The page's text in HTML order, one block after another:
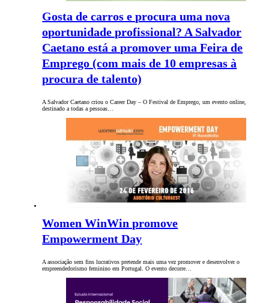
Gosta de carros e procura uma nova
oportunidade profissional? A Salvador
Caetano está a promover uma Feira de
Emprego (com mais de 10 empresas à
procura de talento)
A Salvador Caetano criou o Career Day – O Festival de Emprego, um evento online,
destinado a todas a pessoas…
Women WinWin promove
Empowerment Day
A associação sem fins lucrativos pretende mais uma vez promover e desenvolver o
empreendedorismo feminino em Portugal. O evento decorre…